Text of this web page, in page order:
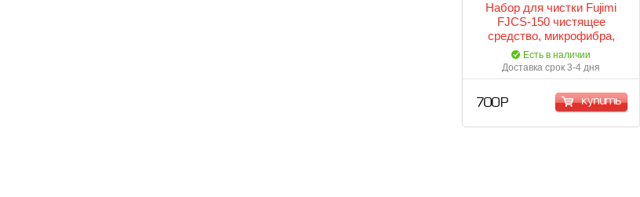
Набор для чистки Fujimi
FJCS-150 чистящее
средство, микрофибра,
кисточка, воздушная груша,
салфетки
Есть в наличии
Доставка срок 3-4 дня
700 Р купить